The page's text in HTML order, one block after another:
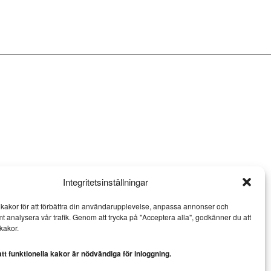
Integritetsinställningar
för att förbättra din användarupplevelse, anpassa annonser och
analysera vår trafik. Genom att trycka på "Acceptera alla", godkänner du att
funktionella kakor är nödvändiga för inloggning.